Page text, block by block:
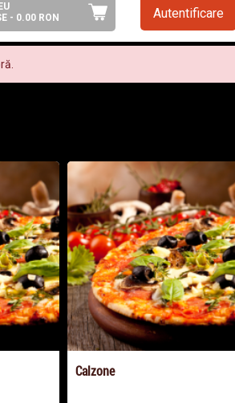
- 0.00 RON Autentificare
Calzone